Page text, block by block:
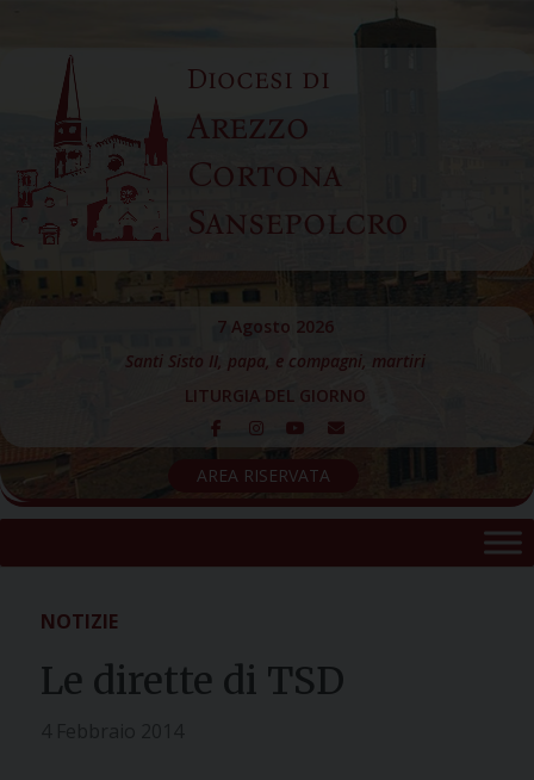
content
Diocesi di
Arezzo
Cortona
Sansepolcro
7 Agosto 2026
Santi Sisto II, papa, e compagni, martiri
LITURGIA DEL GIORNO
AREA RISERVATA
NOTIZIE
Le dirette di TSD